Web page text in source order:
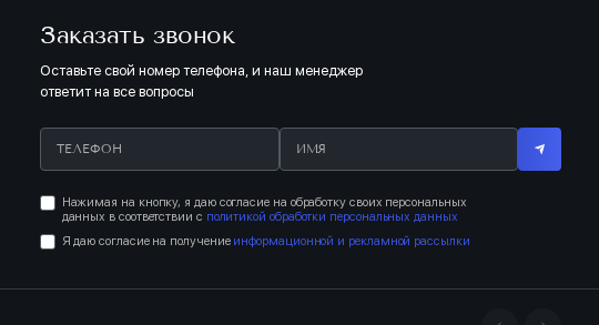
Заказать звонок
Оставьте свой номер телефона, и наш менеджер
ответит на все вопросы
Нажимая на кнопку, я даю согласие на обработку своих персональных
данных в соответствии с политикой обработки персональных данных
Я даю согласие на получение информационной и рекламной рассылки